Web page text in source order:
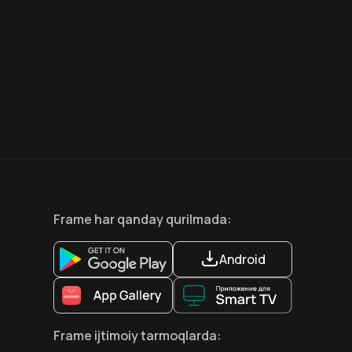
Frame har qanday qurilmada:
Android
Frame ijtimoiy tarmoqlarda: